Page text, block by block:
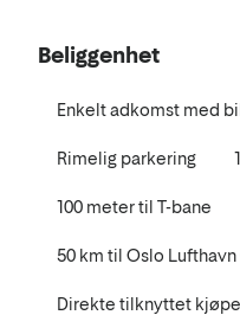
Beliggenhet
Enkelt adkomst med
Rimelig parkering
100 meter til T-bane
50 km til Oslo
Direkte tilknyttet